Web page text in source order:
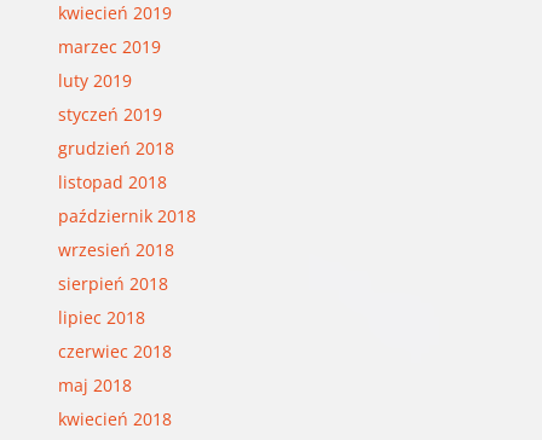
kwiecień 2019
marzec 2019
luty 2019
styczeń 2019
grudzień 2018
listopad 2018
październik 2018
wrzesień 2018
sierpień 2018
lipiec 2018
czerwiec 2018
maj 2018
kwiecień 2018